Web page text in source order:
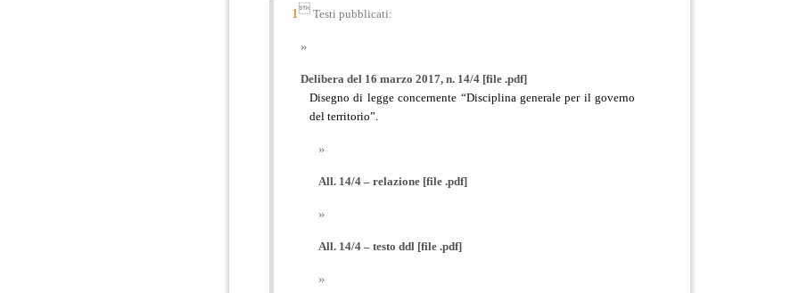
1  Testi pubblicati:
Delibera del 16 marzo 2017, n. 14/4 [file .pdf]
Disegno di legge concernente “Disciplina generale per il governo
del territorio”.
All. 14/4 – relazione [file .pdf]
All. 14/4 – testo ddl [file .pdf]